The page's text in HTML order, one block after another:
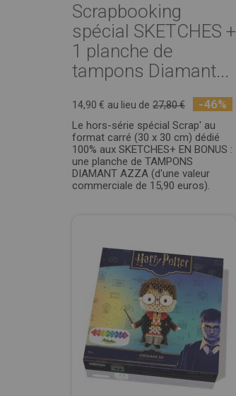
Scrapbooking
spécial SKETCHES +
1 planche de
tampons Diamant...
14,90 € au lieu de 27,80 € -46%
Le hors-série spécial Scrap' au
format carré (30 x 30 cm) dédié
100% aux SKETCHES+ EN BONUS :
une planche de TAMPONS
DIAMANT AZZA (d'une valeur
commerciale de 15,90 euros).